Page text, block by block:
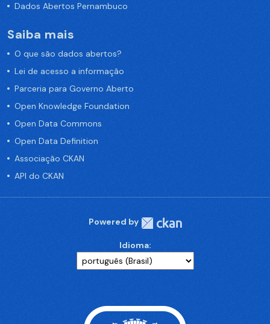
Dados Abertos Pernambuco
Saiba mais
O que são dados abertos?
Lei de acesso a informação
Parceria para Governo Aberto
Open Knowledge Foundation
Open Data Commons
Open Data Definition
Associação CKAN
API do CKAN
Powered by
Idioma